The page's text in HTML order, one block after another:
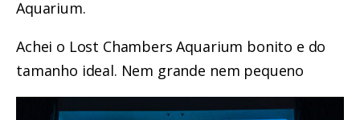
Aquarium.
Achei o Lost Chambers Aquarium bonito e do
tamanho ideal. Nem grande nem pequeno